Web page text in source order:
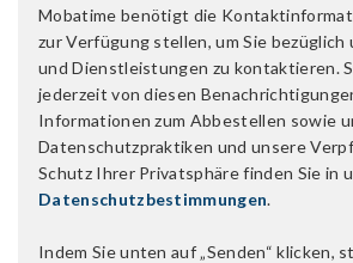
Mobatime benötigt die
zur Verfügung stellen, um Sie
und Dienstleistungen zu kontaktieren.
jederzeit von diesen
Informationen zum Abbestellen sowie
Datenschutzpraktiken und unsere
Schutz Ihrer Privatsphäre finden Sie in
Datenschutzbestimmungen.
Indem Sie unten auf „Senden“ klicken,